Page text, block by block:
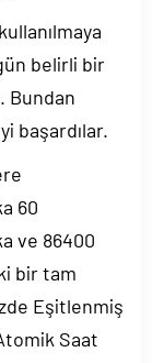
belirli bir
Bundan
başardılar.
60
ve 86400
bir tam
Eşitlenmiş
Saat